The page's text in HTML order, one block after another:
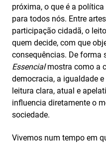
próxima, o que é a
para todos nós. Entre
participação cidadã, o
quem decide, com que
consequências. De forma
Essencialmostra como a
democracia, a igualdade
leitura clara, atual e
influencia diretamente o
sociedade.
Vivemos num tempo em